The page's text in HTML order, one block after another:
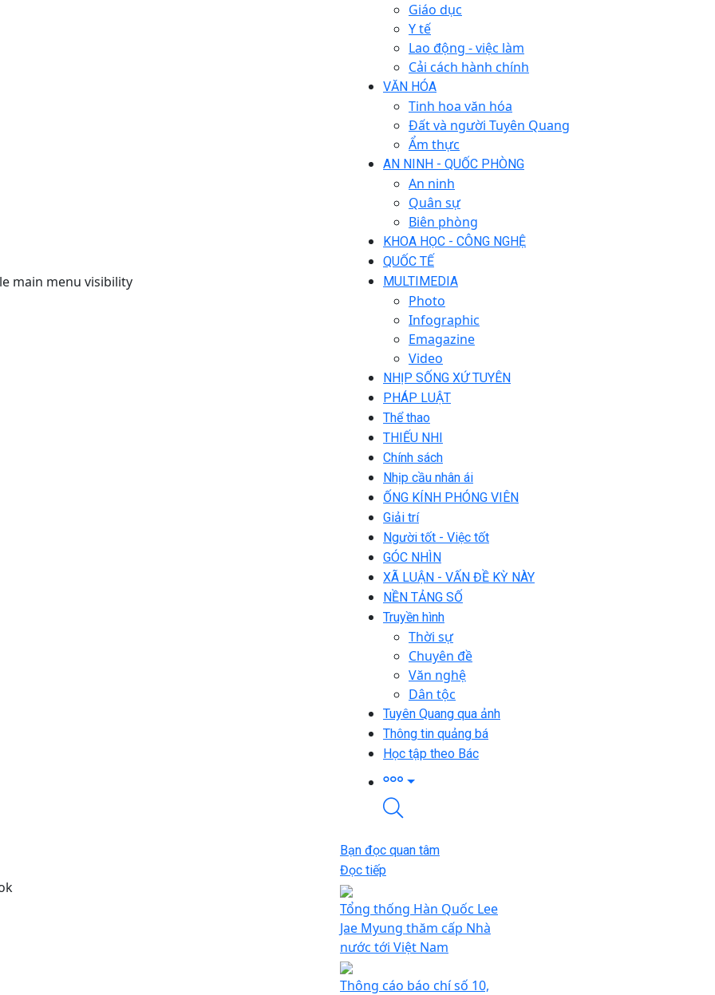
main menu visibility
Giáo dục
Y tế
Lao động - việc làm
Cải cách hành chính
VĂN HÓA
Tinh hoa văn hóa
Đất và người Tuyên Quang
Ẩm thực
AN NINH - QUỐC PHÒNG
An ninh
Quân sự
Biên phòng
KHOA HỌC - CÔNG NGHỆ
QUỐC TẾ
MULTIMEDIA
Photo
Infographic
Emagazine
Video
NHỊP SỐNG XỨ TUYÊN
PHÁP LUẬT
Thể thao
THIẾU NHI
Chính sách
Nhịp cầu nhân ái
ỐNG KÍNH PHÓNG VIÊN
Giải trí
Người tốt - Việc tốt
GÓC NHÌN
XÃ LUẬN - VẤN ĐỀ KỲ NÀY
NỀN TẢNG SỐ
Truyền hình
Thời sự
Chuyên đề
Văn nghệ
Dân tộc
Tuyên Quang qua ảnh
Thông tin quảng bá
Học tập theo Bác
Bạn đọc quan tâm
Đọc tiếp
Tổng thống Hàn Quốc Lee
Jae Myung thăm cấp Nhà
nước tới Việt Nam
Thông cáo báo chí số 10,